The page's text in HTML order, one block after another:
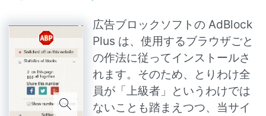
広告ブロックソフトの AdBlock
Plus は、使用するブラウザごと
の作法に従ってインストールさ
れます。そのため、とりわけ全
員が「上級者」というわけでは
ないことも踏まえつつ、当サイ